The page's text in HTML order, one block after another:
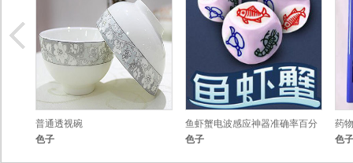
普通透视碗
色子
鱼虾蟹电波感应神器准确率百分
百
色子
药
色子